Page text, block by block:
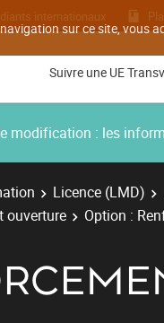
sur ce site, vous
internationaux
Suivre une UE
modification : les
Licence (LMD)
ouverture
Option :